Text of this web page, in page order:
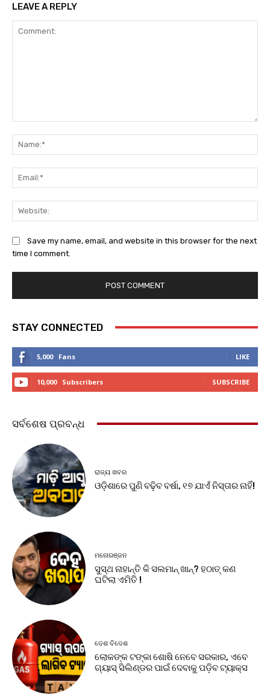
LEAVE A REPLY
Save my name, email, and website in this browser for the next
time I comment.
STAY CONNECTED
5,000 Fans LIKE
10,000 Subscribers SUBSCRIBE
ସର୍ବଶେଷ ପ୍ରବନ୍ଧ
ରାଜ୍ୟ ଖବର
ଓଡ଼ିଶାରେ ପୁଣି ବଢ଼ିବ ବର୍ଷା, ୧୭ ଯାଏଁ ନିସ୍ତାର ନାହିଁ!
ମନୋରଞ୍ଜନ
ସୁସ୍ଥ ନାହାନ୍ତି କି ସଲମାନ୍ ଖାନ୍? ହଠାତ୍ କଣ
ଘଟିଲା ଏମିତି !
ଦେଶ ବିଦେଶ
ଲୋକଙ୍କ ଟଙ୍କା ଶୋଷି ନେବେ ସରକାର, ଏବେ
ଗ୍ୟାସ୍ ସିଲିଣ୍ଡର ପାଇଁ ଦେବାକୁ ପଡ଼ିବ ଟ୍ୟାକ୍ସ